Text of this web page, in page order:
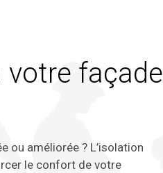
votre façade
ou améliorée ? L’isolation
le confort de votre